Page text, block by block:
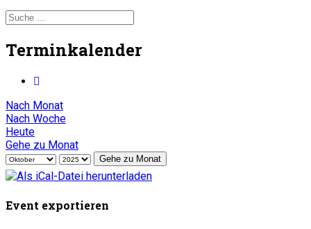
Terminkalender
Nach Monat
Nach Woche
Heute
Gehe zu Monat
Gehe zu Monat
Event exportieren